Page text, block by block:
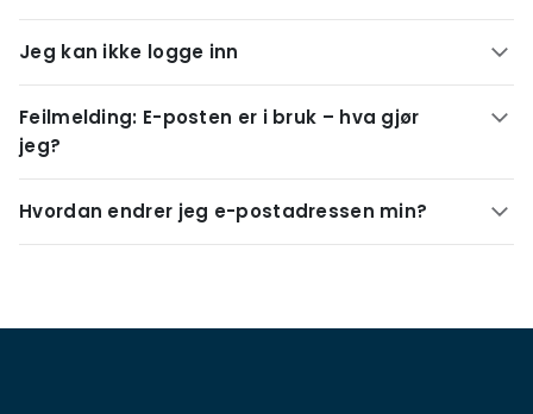
Jeg kan ikke logge inn
Feilmelding: E-posten er i bruk – hva gjør
jeg?
Hvordan endrer jeg e-postadressen min?